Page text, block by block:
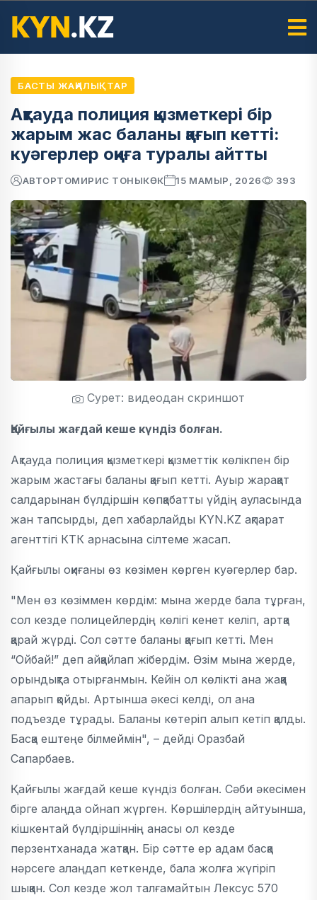
БАСТЫ ЖАҢАЛЫҚТАР
Ақтауда полиция қызметкері бір
жарым жас баланы қағып кетті:
куәгерлер оқиға туралы айтты
АВТОРТОМИРИС ТОНЫКӨК 15 МАМЫР, 2026 393
Сурет: видеодан скриншот
Қайғылы жағдай кеше күндіз болған.
Ақтауда полиция қызметкері қызметтік көлікпен бір
жарым жастағы баланы қағып кетті. Ауыр жарақат
салдарынан бүлдіршін көпқабатты үйдің ауласында
жан тапсырды, деп хабарлайды KYN.KZ ақпарат
агенттігі КТК арнасына сілтеме жасап.
Қайғылы оқиғаны өз көзімен көрген куәгерлер бар.
"Мен өз көзіммен көрдім: мына жерде бала тұрған,
сол кезде полицейлердің көлігі кенет келіп, артқа
қарай жүрді. Сол сәтте баланы қағып кетті. Мен
“Ойбай!” деп айқайлап жібердім. Өзім мына жерде,
орындықта отырғанмын. Кейін ол көлікті ана жаққа
апарып қойды. Артынша әкесі келді, ол ана
подъезде тұрады. Баланы көтеріп алып кетіп қалды.
Басқа ештеңе білмеймін", – дейді Оразбай
Сапарбаев.
Қайғылы жағдай кеше күндіз болған. Сәби әкесімен
бірге алаңда ойнап жүрген. Көршілердің айтуынша,
кішкентай бүлдіршіннің анасы ол кезде
перзентханада жатқан. Бір сәтте ер адам басқа
нәрсеге алаңдап кеткенде, бала жолға жүгіріп
шыққан. Сол кезде жол талғамайтын Лексус 570